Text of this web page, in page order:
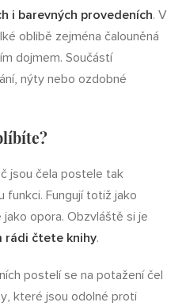
i barevných provedeních. V
oblibě zejména čalouněná
dojmem. Součástí
nýty nebo ozdobné
jsou čela postele tak
funkci. Fungují totiž jako
opora. Obzvláště si je
rádi čtete knihy.
postelí se na potažení čel
které jsou odolné proti